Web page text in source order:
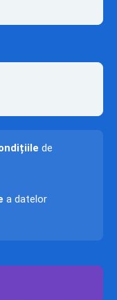
de
a datelor